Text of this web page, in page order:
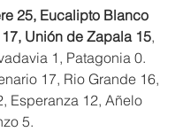
25, Eucalipto Blanco
Unión de Zapala 15,
1, Patagonia 0.
17, Rio Grande 16,
Esperanza 12, Añelo
5.